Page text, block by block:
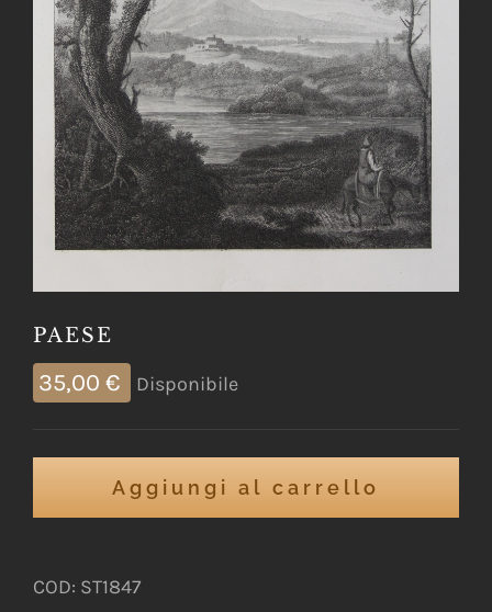
PAESE
35,00 € Disponibile
Aggiungi al carrello
COD: ST1847